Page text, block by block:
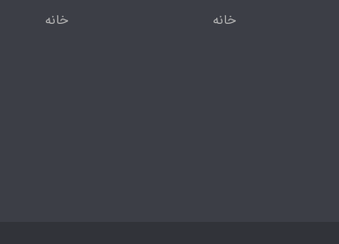
خانه خانه